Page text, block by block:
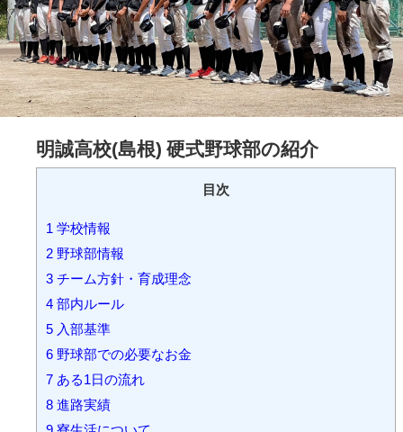
明誠高校(島根) 硬式野球部の紹介
目次
1 学校情報
2 野球部情報
3 チーム方針・育成理念
4 部内ルール
5 入部基準
6 野球部での必要なお金
7 ある1日の流れ
8 進路実績